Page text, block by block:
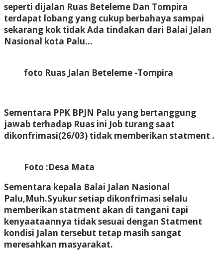
seperti dijalan Ruas Beteleme Dan Tompira
terdapat lobang yang cukup berbahaya sampai
sekarang kok tidak Ada tindakan dari Balai Jalan
Nasional kota Palu…
foto Ruas Jalan Beteleme -Tompira
Sementara PPK BPJN Palu yang bertanggung
jawab terhadap Ruas ini Job turang saat
dikonfrimasi(26/03) tidak memberikan statment .
Foto :Desa Mata
Sementara kepala Balai Jalan Nasional
Palu,Muh.Syukur setiap dikonfrimasi selalu
memberikan statment akan di tangani tapi
kenyaataannya tidak sesuai dengan Statment
kondisi Jalan tersebut tetap masih sangat
meresahkan masyarakat.